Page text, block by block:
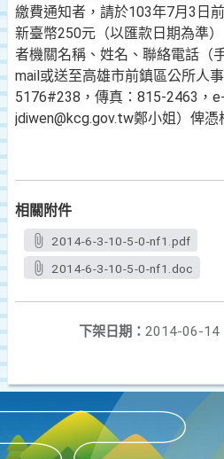
繳費通知者，請於103年7月3日
新臺幣250元（以匯款日期為準
者機關名稱、姓名、聯絡電話（
mail或送至高雄市前鎮區公所人
5176#238，傳真：815-2463，e-
jdiwen@kcg.gov.tw鄭小姐）俾憑
相關附件
2014-6-3-10-5-0-nf1.pdf
2014-6-3-10-5-0-nf1.doc
下架日期： 2014-06-14